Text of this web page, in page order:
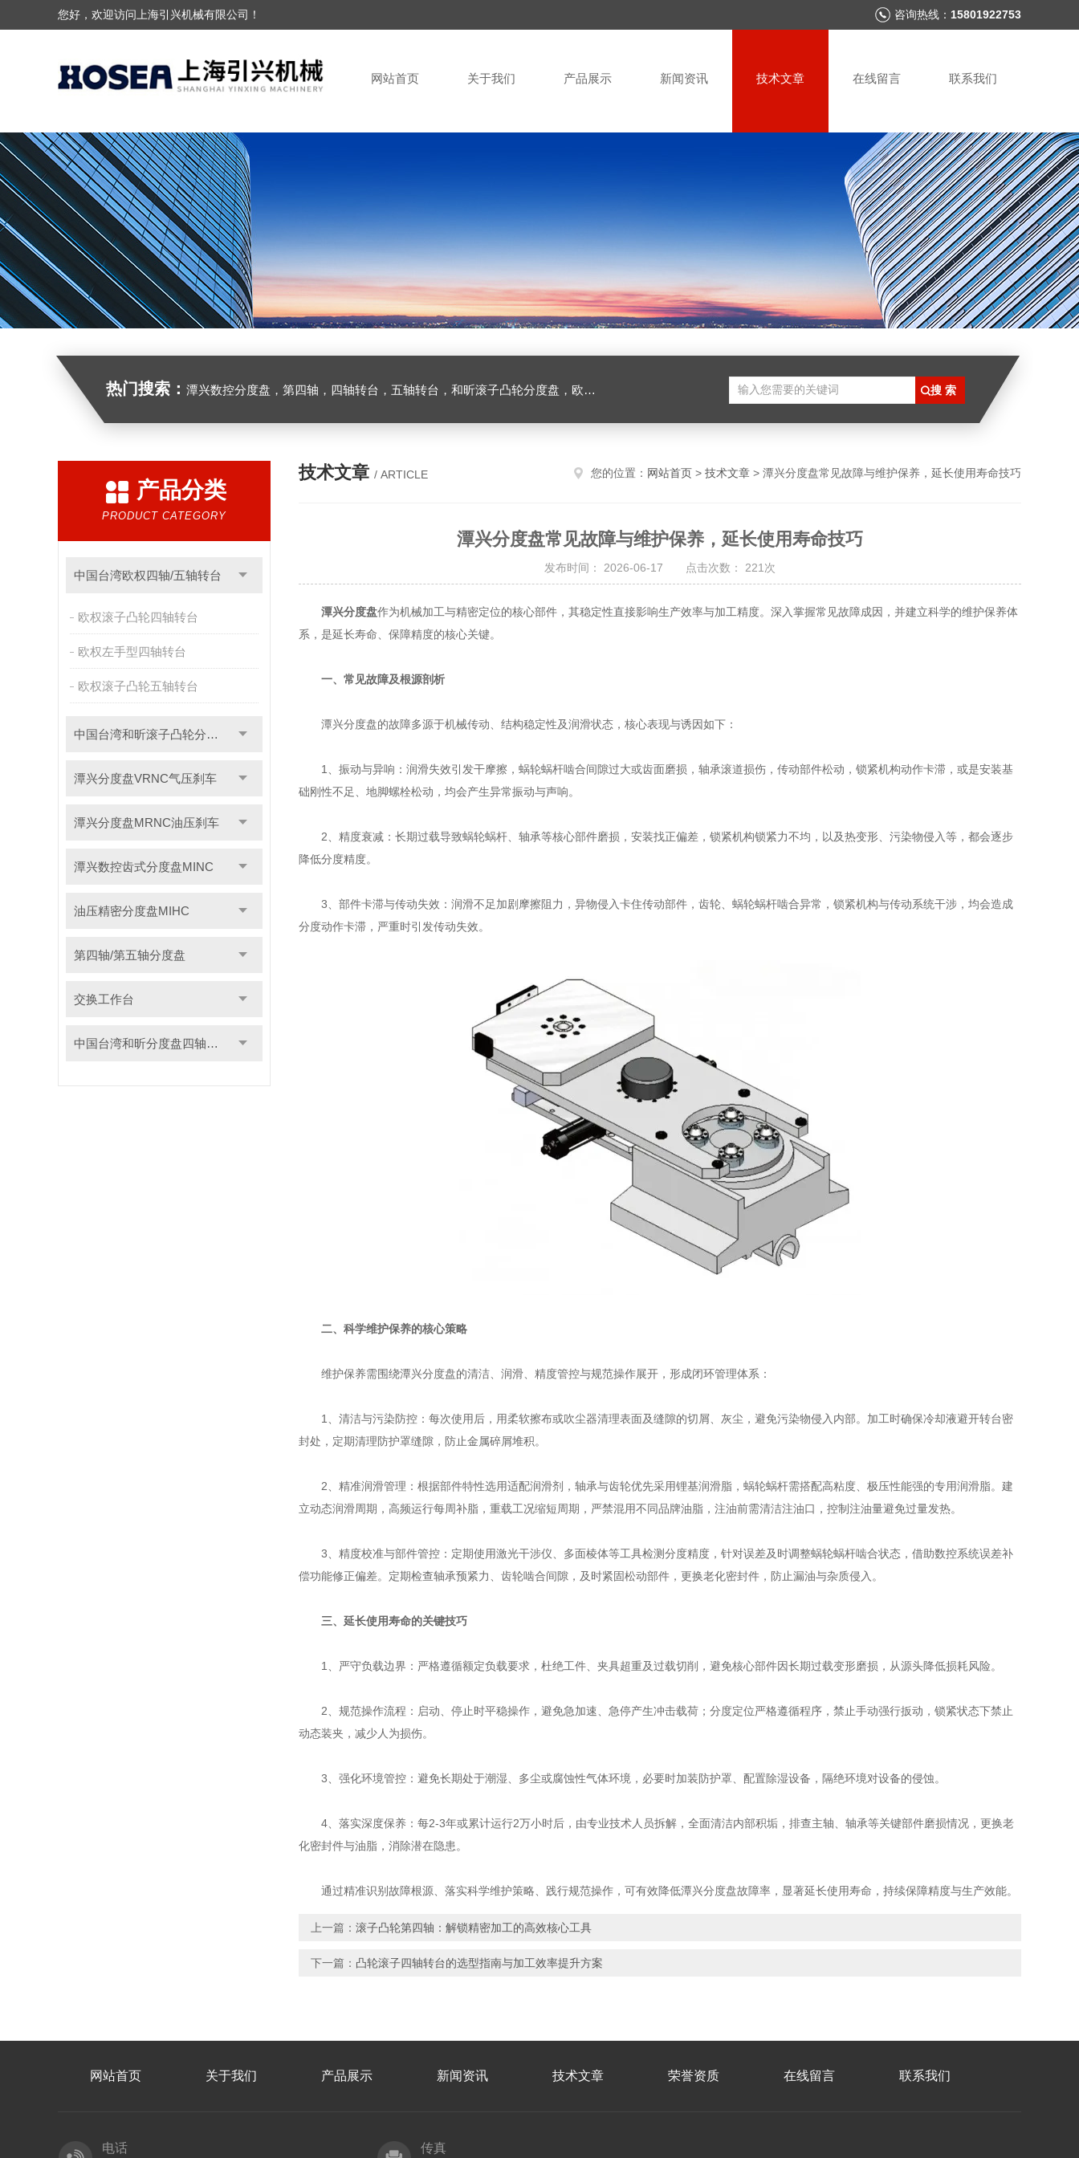
您好，欢迎访问上海引兴机械有限公司！ 咨询热线： 15801922753
网站首页 关于我们 产品展示 新闻资讯 技术文章 在线留言 联系我们
热门搜索： 潭兴数控分度盘，第四轴，四轴转台，五轴转台，和昕滚子凸轮分度盘，欧权四轴转台
产品分类
PRODUCT CATEGORY
中国台湾欧权四轴/五轴转台
欧权滚子凸轮四轴转台
欧权左手型四轴转台
欧权滚子凸轮五轴转台
中国台湾和昕滚子凸轮分度盘
潭兴分度盘VRNC气压刹车
潭兴分度盘MRNC油压刹车
潭兴数控齿式分度盘MINC
油压精密分度盘MIHC
第四轴/第五轴分度盘
交换工作台
中国台湾和昕分度盘四轴转台
技术文章 / ARTICLE 您的位置： 网站首页 > 技术文章 > 潭兴分度盘常见故障与维护保养，延长使用寿命技巧
潭兴分度盘常见故障与维护保养，延长使用寿命技巧
发布时间： 2026-06-17 点击次数： 221次
潭兴分度盘作为机械加工与精密定位的核心部件，其稳定性直接影响生产效率与加工精度。深入掌握常见故障成因，并建立科学的维护保养体
系，是延长寿命、保障精度的核心关键。
一、常见故障及根源剖析
潭兴分度盘的故障多源于机械传动、结构稳定性及润滑状态，核心表现与诱因如下：
1、振动与异响：润滑失效引发干摩擦，蜗轮蜗杆啮合间隙过大或齿面磨损，轴承滚道损伤，传动部件松动，锁紧机构动作卡滞，或是安装基
础刚性不足、地脚螺栓松动，均会产生异常振动与声响。
2、精度衰减：长期过载导致蜗轮蜗杆、轴承等核心部件磨损，安装找正偏差，锁紧机构锁紧力不均，以及热变形、污染物侵入等，都会逐步
降低分度精度。
3、部件卡滞与传动失效：润滑不足加剧摩擦阻力，异物侵入卡住传动部件，齿轮、蜗轮蜗杆啮合异常，锁紧机构与传动系统干涉，均会造成
分度动作卡滞，严重时引发传动失效。
二、科学维护保养的核心策略
维护保养需围绕潭兴分度盘的清洁、润滑、精度管控与规范操作展开，形成闭环管理体系：
1、清洁与污染防控：每次使用后，用柔软擦布或吹尘器清理表面及缝隙的切屑、灰尘，避免污染物侵入内部。加工时确保冷却液避开转台密
封处，定期清理防护罩缝隙，防止金属碎屑堆积。
2、精准润滑管理：根据部件特性选用适配润滑剂，轴承与齿轮优先采用锂基润滑脂，蜗轮蜗杆需搭配高粘度、极压性能强的专用润滑脂。建
立动态润滑周期，高频运行每周补脂，重载工况缩短周期，严禁混用不同品牌油脂，注油前需清洁注油口，控制注油量避免过量发热。
3、精度校准与部件管控：定期使用激光干涉仪、多面棱体等工具检测分度精度，针对误差及时调整蜗轮蜗杆啮合状态，借助数控系统误差补
偿功能修正偏差。定期检查轴承预紧力、齿轮啮合间隙，及时紧固松动部件，更换老化密封件，防止漏油与杂质侵入。
三、延长使用寿命的关键技巧
1、严守负载边界：严格遵循额定负载要求，杜绝工件、夹具超重及过载切削，避免核心部件因长期过载变形磨损，从源头降低损耗风险。
2、规范操作流程：启动、停止时平稳操作，避免急加速、急停产生冲击载荷；分度定位严格遵循程序，禁止手动强行扳动，锁紧状态下禁止
动态装夹，减少人为损伤。
3、强化环境管控：避免长期处于潮湿、多尘或腐蚀性气体环境，必要时加装防护罩、配置除湿设备，隔绝环境对设备的侵蚀。
4、落实深度保养：每2-3年或累计运行2万小时后，由专业技术人员拆解，全面清洁内部积垢，排查主轴、轴承等关键部件磨损情况，更换老
化密封件与油脂，消除潜在隐患。
通过精准识别故障根源、落实科学维护策略、践行规范操作，可有效降低潭兴分度盘故障率，显著延长使用寿命，持续保障精度与生产效能。
上一篇： 滚子凸轮第四轴：解锁精密加工的高效核心工具
下一篇： 凸轮滚子四轴转台的选型指南与加工效率提升方案
网站首页 关于我们 产品展示 新闻资讯 技术文章 荣誉资质 在线留言 联系我们
电话 传真